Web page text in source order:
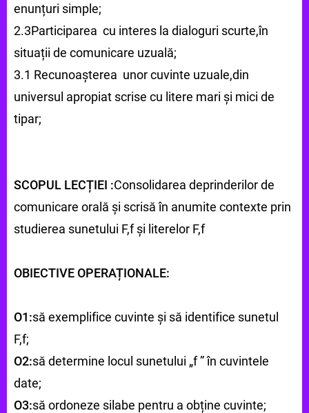
enunțuri simple;
2.3Participarea cu interes la dialoguri scurte,în
situații de comunicare uzuală;
3.1 Recunoașterea unor cuvinte uzuale,din
universul apropiat scrise cu litere mari și mici de
tipar;
SCOPUL LECȚIEI :Consolidarea deprinderilor de
comunicare orală și scrisă în anumite contexte prin
studierea sunetului F,f și literelor F,f
OBIECTIVE OPERAȚIONALE:
O1:să exemplifice cuvinte și să identifice sunetul
F,f;
O2:să determine locul sunetului „f ” în cuvintele
date;
O3:să ordoneze silabe pentru a obține cuvinte;